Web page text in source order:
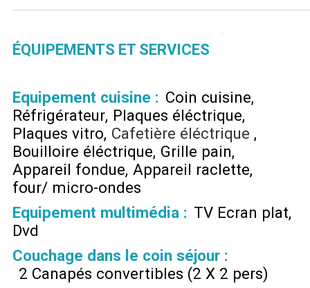
ÉQUIPEMENTS ET SERVICES
Equipement cuisine : Coin cuisine
Réfrigérateur Plaques éléctrique
Plaques vitro Cafetière éléctrique
Bouilloire éléctrique Grille pain
Appareil fondue Appareil raclette
four/ micro-ondes
Equipement multimédia : TV Ecran plat
Dvd
Couchage dans le coin séjour :
2 Canapés convertibles (2 X 2 pers)